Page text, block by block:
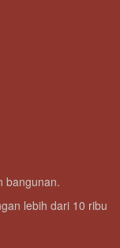
bangunan.
lebih dari 10 ribu